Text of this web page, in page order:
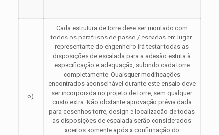
o)
Cada estrutura de torre deve ser montado com
todos os parafusos de passo / escadas em lugar.
representante do engenheiro irá testar todas as
disposições de escalada para a adesão estrita à
especificação e adequação, subindo cada torre
completamente. Quaisquer modificações
encontrados aconselhável durante este ensaio deve
ser incorporada no projeto de torre, sem qualquer
custo extra. Não obstante aprovação prévia dada
para desenhos torre, design e localização de todas
as disposições de escalada serão considerados
aceitos somente após a confirmação do